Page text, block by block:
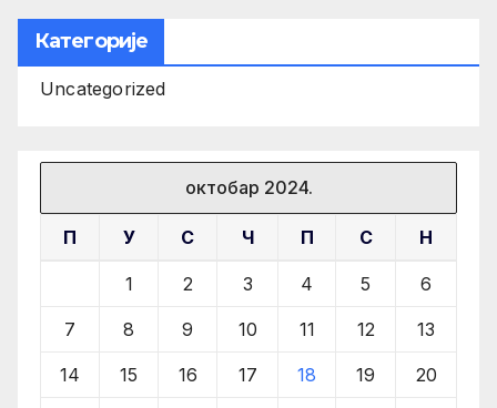
Категорије
Uncategorized
октобар 2024.
П У С Ч П С Н
1 2 3 4 5 6
7 8 9 10 11 12 13
14 15 16 17 18 19 20